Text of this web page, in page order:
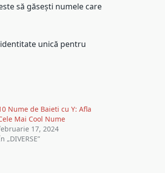
să găsești numele care
unică pentru
Nume de Baieti cu Y: Afla
Mai Cool Nume
17, 2024
„DIVERSE”